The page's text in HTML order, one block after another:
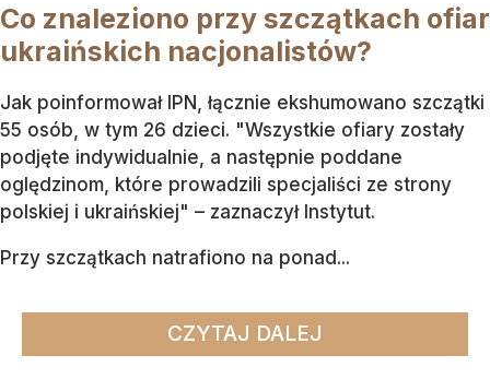
Co znaleziono przy szczątkach ofiar
ukraińskich nacjonalistów?
Jak poinformował IPN, łącznie ekshumowano szczątki
55 osób, w tym 26 dzieci. "Wszystkie ofiary zostały
podjęte indywidualnie, a następnie poddane
oględzinom, które prowadzili specjaliści ze strony
polskiej i ukraińskiej" – zaznaczył Instytut.
Przy szczątkach natrafiono na ponad...
CZYTAJ DALEJ